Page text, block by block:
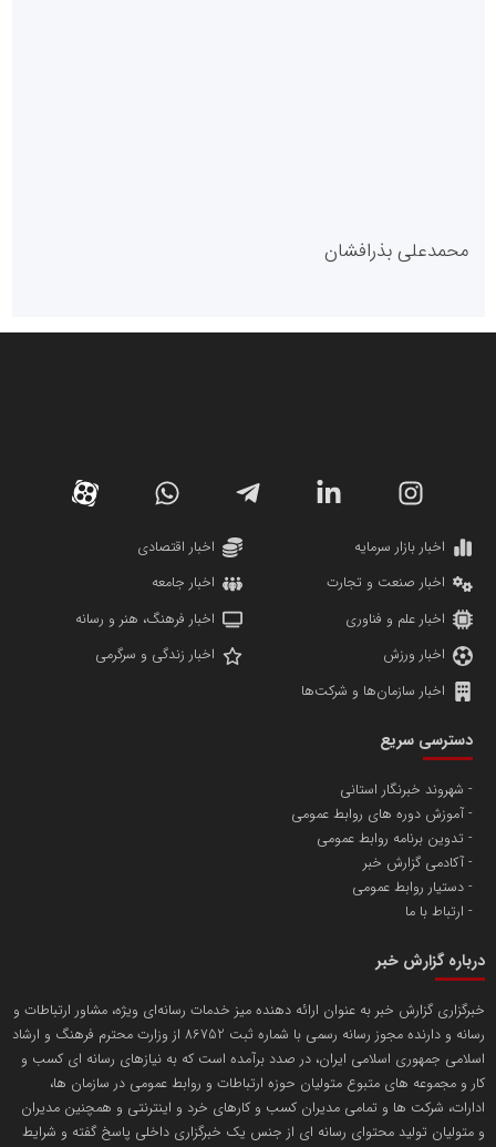
پایگاه خبری گفتمان یزد
دانشگاه سئوی ایران
پایگاه اطلاع رسانی اعتلای نهادهای مردمی
پایگاه اطلاع رسانی دریا و نفت
تامین آهن اسفنجی تولیدکنندگان فولاد در کشور
تریبون
انتشار گسترده محتوا در رسانه گزارش خبر
محمدعلی بذرافشان
مریم حاج نوروز نظری
مسعودصادقی
اخبار بازار سرمایه
اخبار اقتصادی
اخبار صنعت و تجارت
اخبار جامعه
اخبار علم و فناوری
اخبار فرهنگ، هنر و رسانه
اخبار ورزش
اخبار زندگی و سرگرمی
اخبار سازمان‌ها و شرکت‌ها
دسترسی سریع
شهروند خبرنگار استانی
آموزش دوره های روابط عمومی
تدوین برنامه روابط عمومی
آکادمی گزارش خبر
دستیار روابط عمومی
ارتباط با ما
درباره گزارش خبر
خبرگزاری گزارش خبر به عنوان ارائه دهنده میز خدمات رسانه‌ای ویژه، مشاور ارتباطات و
رسانه و دارنده مجوز رسانه رسمی با شماره ثبت 86752 از وزارت محترم فرهنگ و ارشاد
اسلامی جمهوری اسلامی ایران، در صدد برآمده است که به نیازهای رسانه ای کسب و
کار و مجموعه های متبوع متولیان حوزه ارتباطات و روابط عمومی در سازمان ها،
ادارات، شرکت ها و تمامی مدیران کسب و کارهای خرد و اینترنتی و همچنین مدیران
و متولیان تولید محتوای رسانه ای از جنس یک خبرگزاری داخلی پاسخ گفته و شرایط